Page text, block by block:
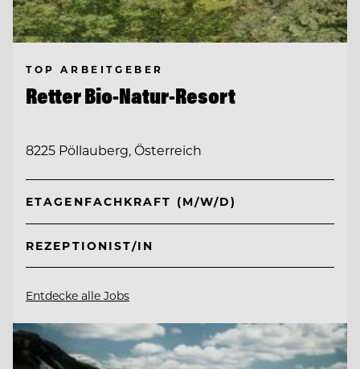
TOP ARBEITGEBER
Retter Bio-Natur-Resort
8225 Pöllauberg, Österreich
ETAGENFACHKRAFT (M/W/D)
REZEPTIONIST/IN
Entdecke alle Jobs